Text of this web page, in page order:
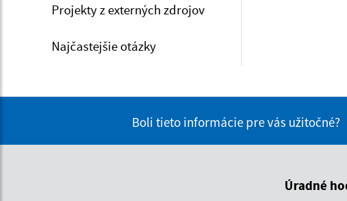
Projekty z externých zdrojov
Najčastejšie otázky
Boli tieto informácie pre vás užitočné?
Úradné